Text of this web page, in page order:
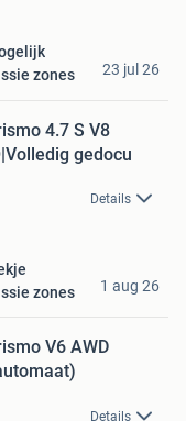
zones
23 jul 26
4.7 S V8
gedocu
Details
zones
1 aug 26
V6 AWD
Details